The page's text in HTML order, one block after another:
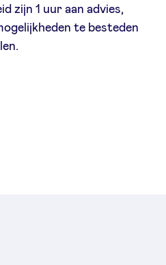
zijn 1 uur aan advies,
te besteden